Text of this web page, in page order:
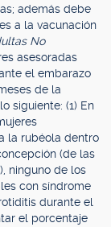
además debe
a la vacunación
No
asesoradas
el embarazo
de la
siguiente: (1) En
la rubéola dentro
(de las
ninguno de los
con síndrome
durante el
el porcentaje